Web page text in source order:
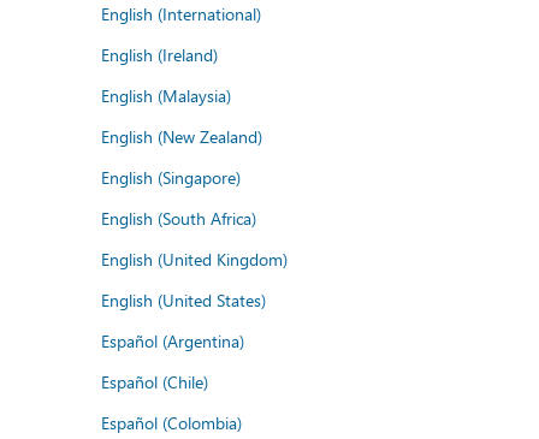
English (International)
English (Ireland)
English (Malaysia)
English (New Zealand)
English (Singapore)
English (South Africa)
English (United Kingdom)
English (United States)
Español (Argentina)
Español (Chile)
Español (Colombia)